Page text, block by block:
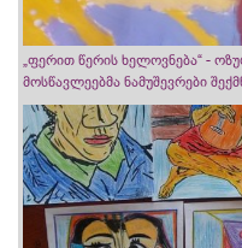
„ფერით წერის ხელოვნება“ -
მოსწავლეებმა ნამუშევრები